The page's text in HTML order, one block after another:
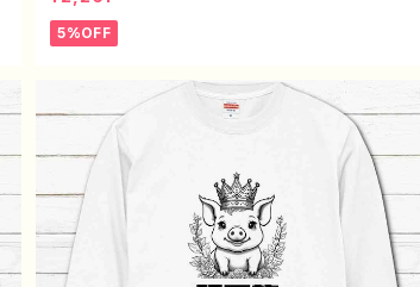
イラストレーター クリエイター 絵師 オリジ
ナル デザイン グッズ 白 長袖Tシャツ
窟都市 作：J.タネダ F-5
5%OFF